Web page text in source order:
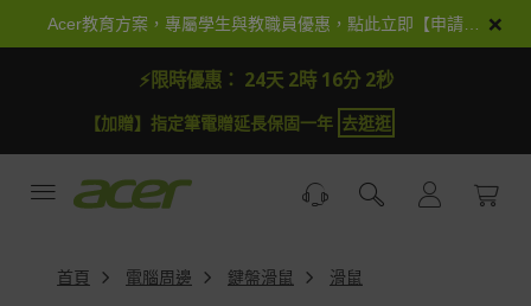
×
⚡限時優惠： 24天 2時 16分 1秒
【加贈】指定筆電贈延長保固一年 去逛逛
首頁 電腦周邊 鍵盤滑鼠 滑鼠